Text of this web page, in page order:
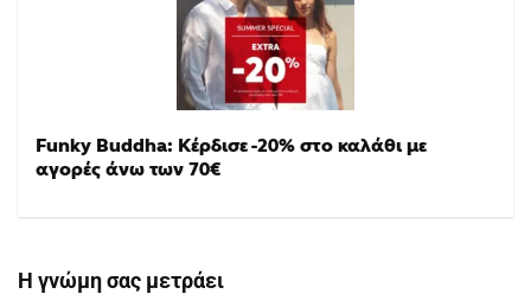
Funky Buddha: Κέρδισε -20% στο καλάθι με
αγορές άνω των 70€
Η γνώμη σας μετράει